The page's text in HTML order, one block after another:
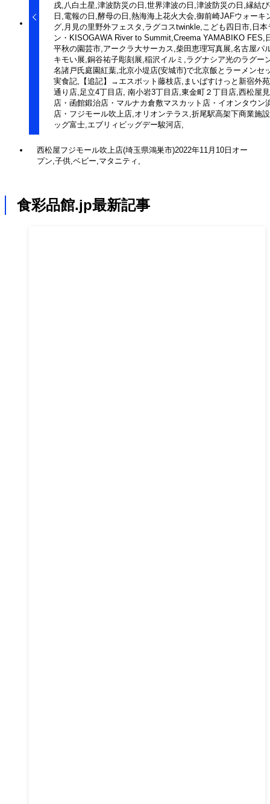
戌,八白土星,津波防災の日,世界津波の日,津波防災の日,縁結
日,電報の日,酵母の日,熱海海上花火大会,御前崎JAFウォーキ
グ,月見の里野外フェスタ,ラグコスtwinkle,こども四日市,日本
ン・KISOGAWA River to Summit,Creema YAMABIKO FES,
平秋の園芸市,アークラ大サーカス,柴田恵理写真展,名古屋パ
キモい展,銅谷祐子彫刻展,稲沢イルミ,ラグナシア光のラグー
名諸戸氏庭園紅葉,北京小堤店(安城市)で北京飯とラーメンセ
実食記,【追記】→エスポット藤枝店,まいばすけっと新宿外
通り店,足立4丁目店, 南小岩3丁目店,東金町２丁目店,西松屋
店・函館鍛治店・マルナカ倉敷マスカット店・イオンタウン
店・フジモール吹上店,オリオンテラス,折尾駅高架下商業施
ッグ富士,エブリィビッグデー駿河店,
西松屋フジモール吹上店(埼玉県鴻巣市)2022年11月10日オー
プン,子供,ベビー,マタニティ,
食彩品館.jp最新記事